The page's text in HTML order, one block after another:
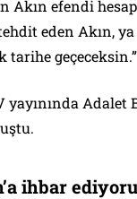
Akın efendi
eden Akın, ya
tarihe geçeceksin.”
yayınında Adalet
ihbar